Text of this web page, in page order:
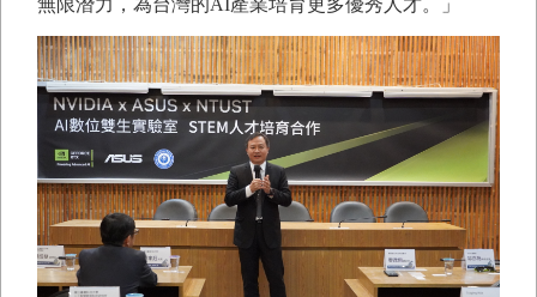
無限潛力，為台灣的AI產業培育更多優秀人才。」